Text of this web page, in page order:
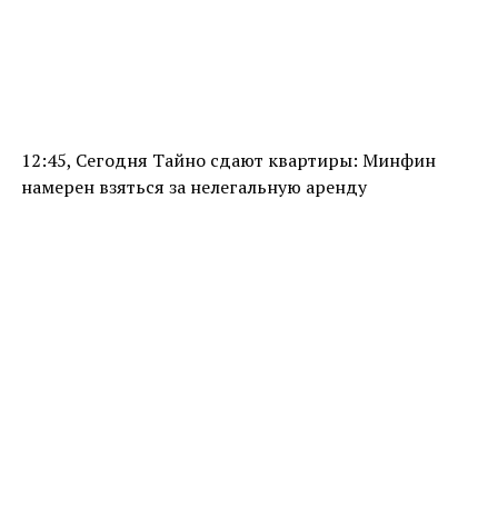
12:45, Сегодня Тайно сдают квартиры: Минфин
намерен взяться за нелегальную аренду